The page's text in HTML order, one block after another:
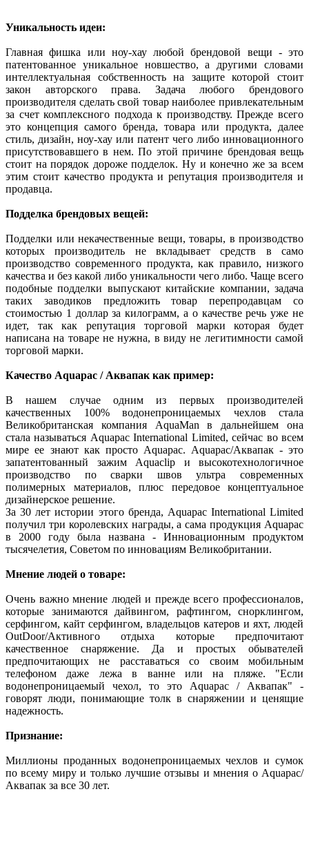
Уникальность идеи:
Главная фишка или ноу-хау любой брендовой вещи - это
патентованное уникальное новшество, а другими словами
интеллектуальная собственность на защите которой стоит
закон авторского права. Задача любого брендового
производителя сделать свой товар наиболее привлекательным
за счет комплексного подхода к производству. Прежде всего
это концепция самого бренда, товара или продукта, далее
стиль, дизайн, ноу-хау или патент чего либо инновационного
присутствовавшего в нем. По этой причине брендовая вещь
стоит на порядок дороже подделок. Ну и конечно же за всем
этим стоит качество продукта и репутация производителя и
продавца.
Подделка брендовых вещей:
Подделки или некачественные вещи, товары, в производство
которых производитель не вкладывает средств в само
производство современного продукта, как правило, низкого
качества и без какой либо уникальности чего либо. Чаще всего
подобные подделки выпускают китайские компании, задача
таких заводиков предложить товар перепродавцам со
стоимостью 1 доллар за килограмм, а о качестве речь уже не
идет, так как репутация торговой марки которая будет
написана на товаре не нужна, в виду не легитимности самой
торговой марки.
Качество Aquapac / Аквапак как пример:
В нашем случае одним из первых производителей
качественных 100% водонепроницаемых чехлов стала
Великобританская компания AquaМan в дальнейшем она
стала называться Aquapac International Limited, сейчас во всем
мире ее знают как просто Aquapac. Aquapac/Аквапак - это
запатентованный зажим Aquaclip и высокотехнологичное
производство по сварки швов ультра современных
полимерных материалов, плюс передовое концептуальное
дизайнерское решение.
За 30 лет истории этого бренда, Aquapac International Limited
получил три королевских награды, а сама продукция Aquapac
в 2000 году была названа - Инновационным продуктом
тысячелетия, Советом по инновациям Великобритании.
Мнение людей о товаре:
Очень важно мнение людей и прежде всего профессионалов,
которые занимаются дайвингом, рафтингом, снорклингом,
серфингом, кайт серфингом, владельцов катеров и яхт, людей
OutDoor/Активного отдыха которые предпочитают
качественное снаряжение. Да и простых обывателей
предпочитающих не расставаться со своим мобильным
телефоном даже лежа в ванне или на пляже. "Если
водонепроницаемый чехол, то это Aquapac / Аквапак" -
говорят люди, понимающие толк в снаряжении и ценящие
надежность.
Признание:
Миллионы проданных водонепроницаемых чехлов и сумок
по всему миру и только лучшие отзывы и мнения о Aquapac/
Аквапак за все 30 лет.